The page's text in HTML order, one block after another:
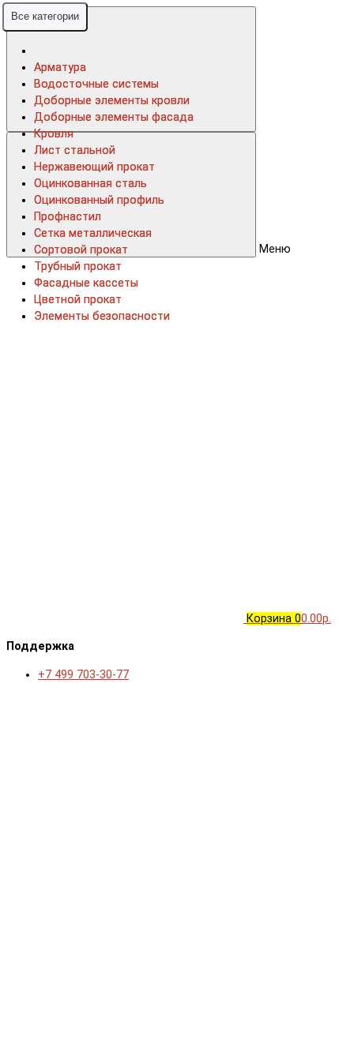
Меню
Корзина 00.00р.
Поддержка
+7 499 703-30-77
Все категории
Арматура
Водосточные системы
Доборные элементы кровли
Доборные элементы фасада
Кровля
Лист стальной
Нержавеющий прокат
Оцинкованная сталь
Оцинкованный профиль
Профнастил
Сетка металлическая
Сортовой прокат
Трубный прокат
Фасадные кассеты
Цветной прокат
Элементы безопасности
Все категории
Арматура
Водосточные системы
Доборные элементы кровли
Доборные элементы фасада
Кровля
Лист стальной
Нержавеющий прокат
Оцинкованная сталь
Оцинкованный профиль
Профнастил
Сетка металлическая
Сортовой прокат
Трубный прокат
Фасадные кассеты
Цветной прокат
Элементы безопасности